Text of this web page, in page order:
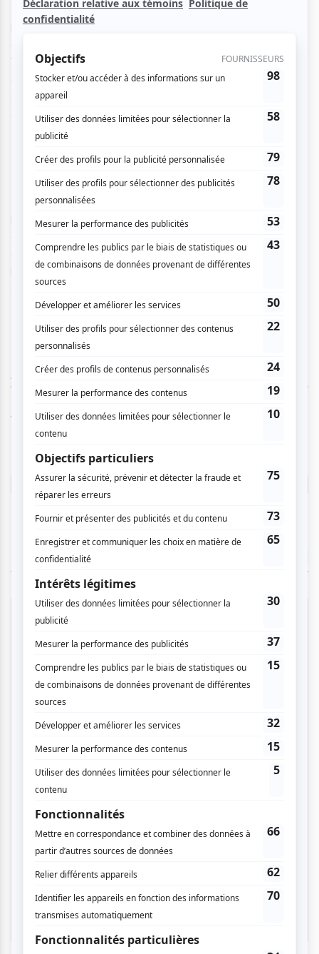
singulier de Gaële. Tout simplement rafraîchissante et
pétillante, Gaële nous invite dans son univers poétique qui
Vallée en 2005, finaliste du Festival International de la
chanson de Granby en 2005 puis récipiendaire du prix
d'interprétation au Festival Pully Lavaux à l'heure du
Québec (Suisse)!
Recepteurz
Nouvelle formation électro-live! Déjanté, inventif et
poétique! Dans un cockpit d'astronef russe, deux foetus
extraterrestres. Recueillis ensuite par Albator, ils apprirent
l'art des termites et la mélodie des lasers. Ils errent depuis
à Montréal au rythme déjanté des engrenages rouillés.
AUCUN COMMENTAIRE
Vous devez être connecté pour
donner un avis.
Connectez-vous ici.
TOUTES LES OFFRES
Cinéma Comédie
Compostelle
Montréal
Invitations gratuites